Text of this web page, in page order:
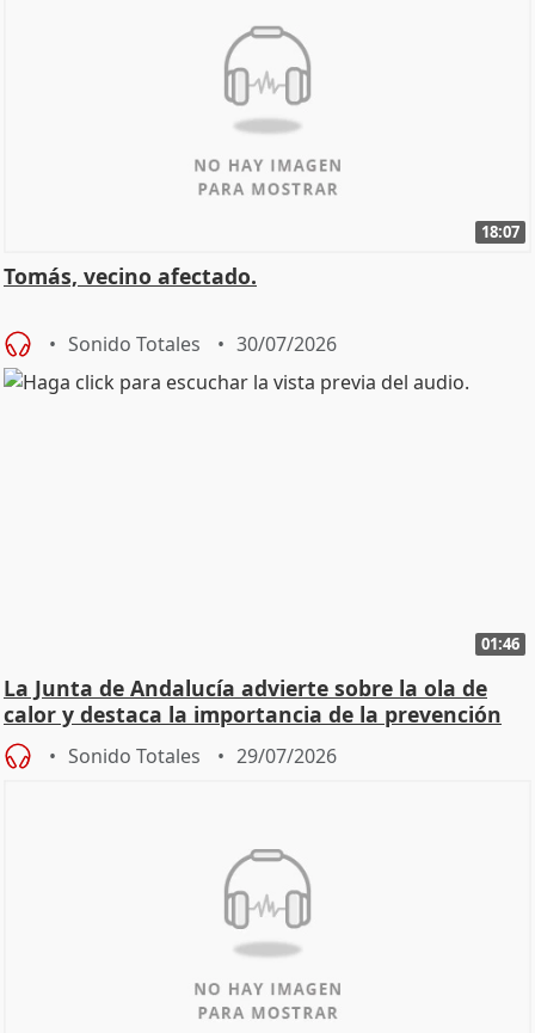
18:07
Tomás, vecino afectado.
Sonido Totales 30/07/2026
01:46
La Junta de Andalucía advierte sobre la ola de
calor y destaca la importancia de la prevención
Sonido Totales 29/07/2026